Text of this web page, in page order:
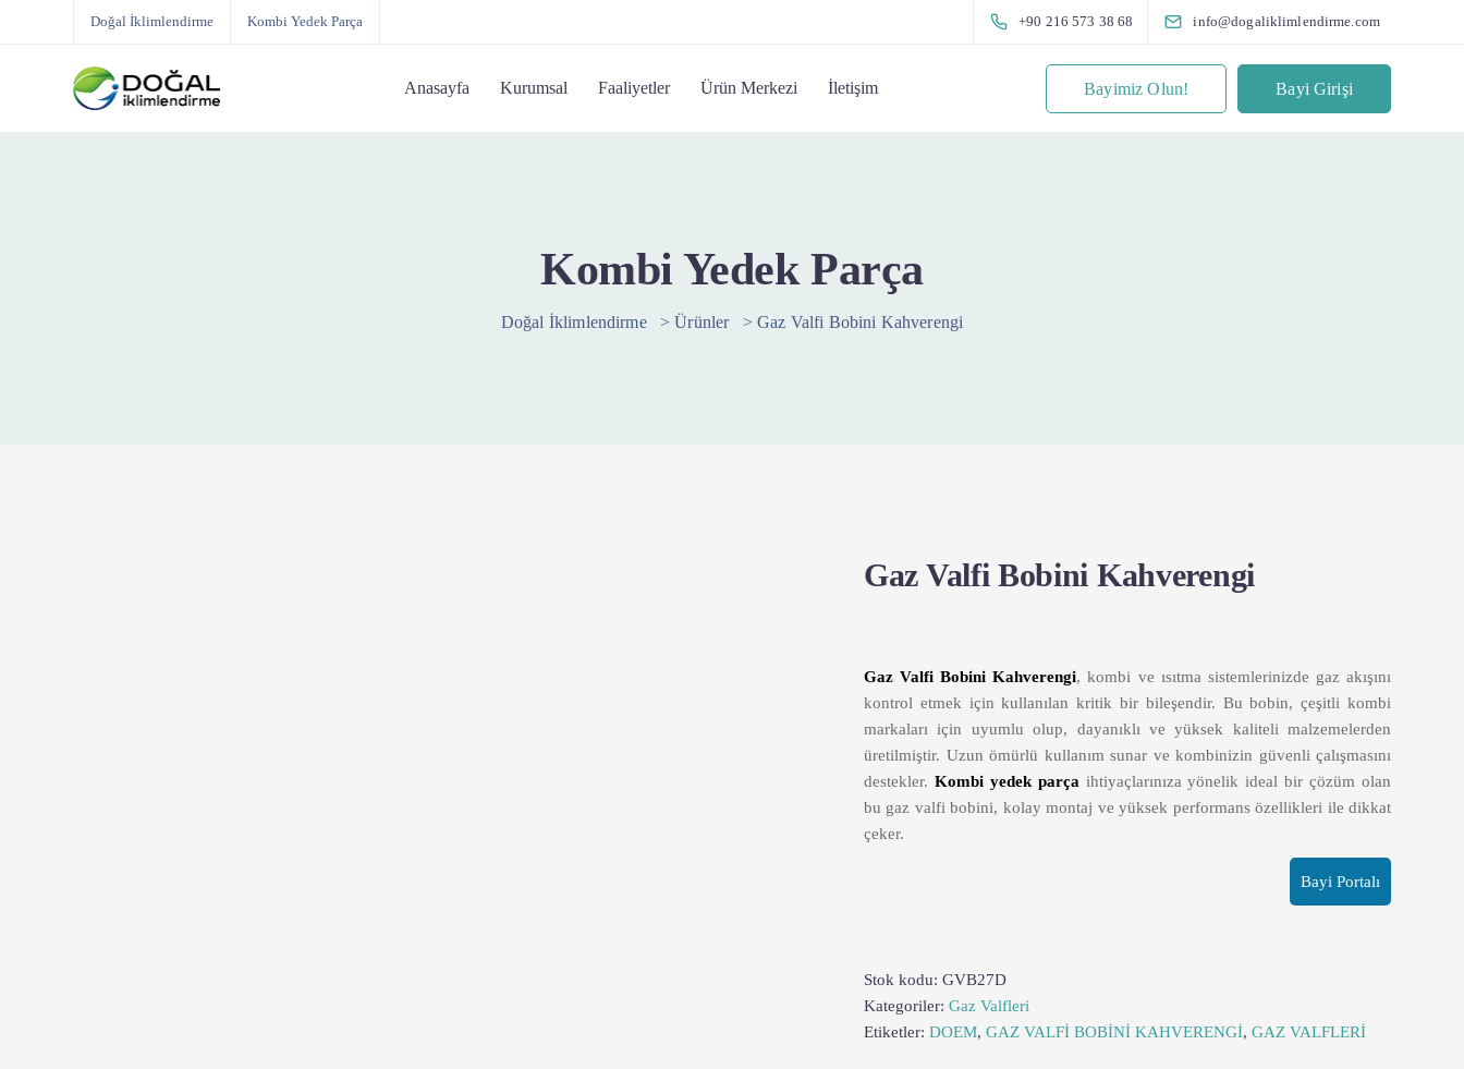
Doğal İklimlendirme Kombi Yedek Parça +90 216 573 38 68 info@dogaliklimlendirme.com
Anasayfa Kurumsal Faaliyetler Ürün Merkezi İletişim Bayimiz Olun! Bayi Girişi
Kombi Yedek Parça
Doğal İklimlendirme >Ürünler > Gaz Valfi Bobini Kahverengi
Gaz Valfi Bobini Kahverengi
Gaz Valfi Bobini Kahverengi, kombi ve ısıtma sistemlerinizde gaz akışını
kontrol etmek için kullanılan kritik bir bileşendir. Bu bobin, çeşitli kombi
markaları için uyumlu olup, dayanıklı ve yüksek kaliteli malzemelerden
üretilmiştir. Uzun ömürlü kullanım sunar ve kombinizin güvenli çalışmasını
destekler. Kombi yedek parça ihtiyaçlarınıza yönelik ideal bir çözüm olan
bu gaz valfi bobini, kolay montaj ve yüksek performans özellikleri ile dikkat
çeker.
Bayi Portalı
Stok kodu: GVB27D
Kategoriler: Gaz Valfleri
Etiketler: DOEM, GAZ VALFİ BOBİNİ KAHVERENGİ, GAZ VALFLERİ